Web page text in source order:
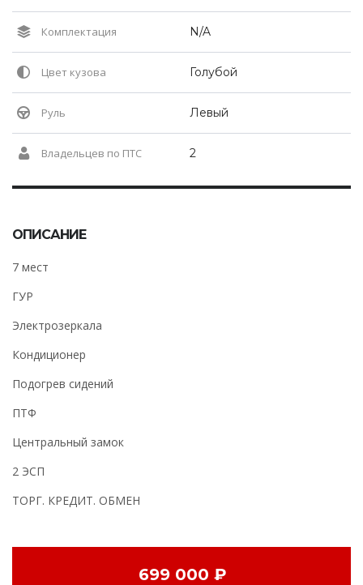
Комплектация N/A
Цвет кузова Голубой
Руль Левый
Владельцев по ПТС 2
ОПИСАНИЕ
7 мест
ГУР
Электрозеркала
Кондиционер
Подогрев сидений
ПТФ
Центральный замок
2 ЭСП
ТОРГ. КРЕДИТ. ОБМЕН
699 000 ₽